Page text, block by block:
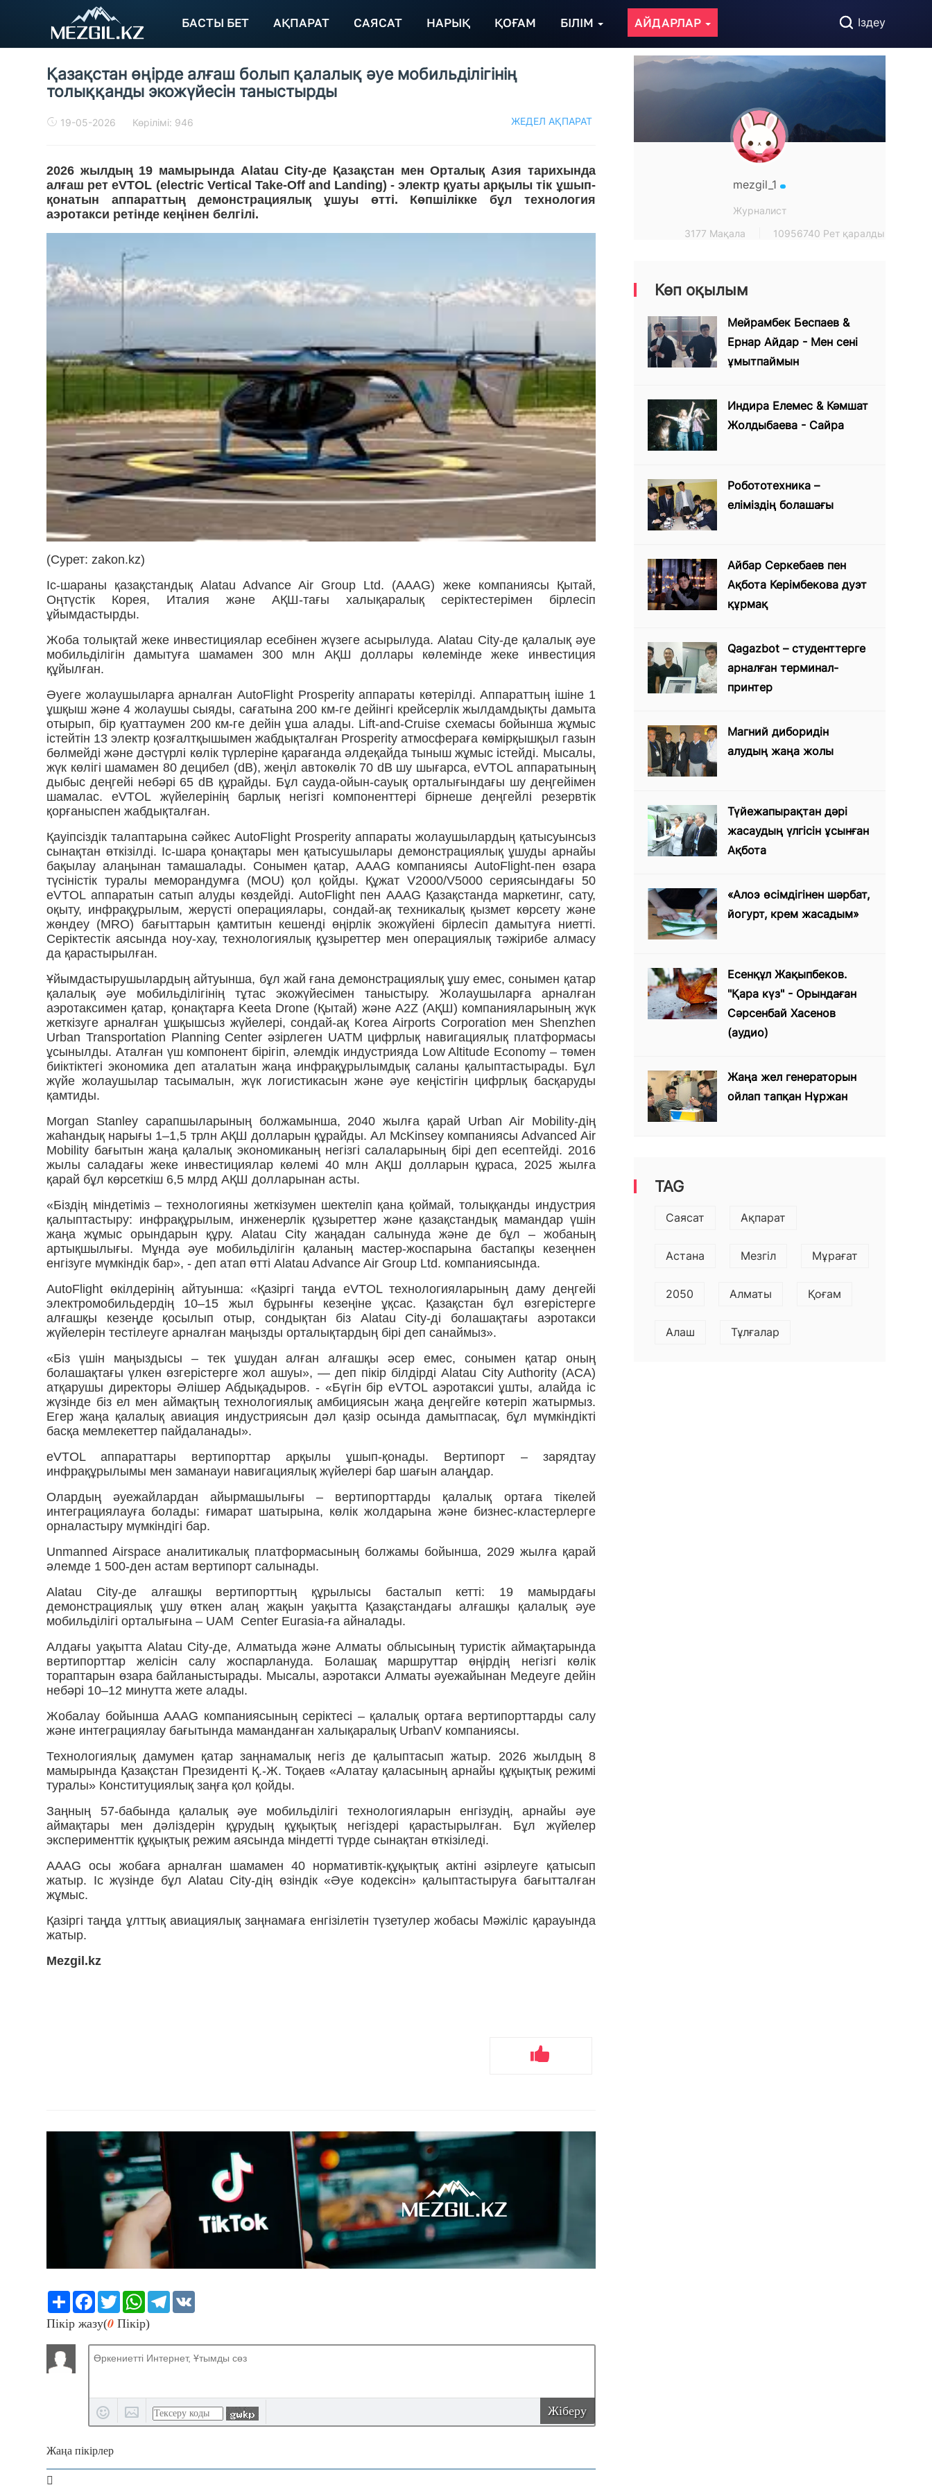
БАСТЫ БЕТ АҚПАРАТ САЯСАТ НАРЫҚ ҚОҒАМ БІЛІМ АЙДАРЛАР Іздеу
Қазақстан өңірде алғаш болып қалалық әуе мобильділігінің
толыққанды экожүйесін таныстырды
ЖЕДЕЛ АҚПАРАТ
19-05-2026 Көрілімі: 946
2026 жылдың 19 мамырында Alatau City-де Қазақстан мен Орталық Азия тарихында
алғаш рет eVTOL (electric Vertical Take-Off and Landing) - электр қуаты арқылы тік ұшып-
қонатын аппараттың демонстрациялық ұшуы өтті. Көпшілікке бұл технология
аэротакси ретінде кеңінен белгілі.
(Сурет: zakon.kz)
Іс-шараны қазақстандық Alatau Advance Air Group Ltd. (AAAG) жеке компаниясы Қытай,
Оңтүстік Корея, Италия және АҚШ-тағы халықаралық серіктестерімен бірлесіп
ұйымдастырды.
Жоба толықтай жеке инвестициялар есебінен жүзеге асырылуда. Alatau City-де қалалық әуе
мобильділігін дамытуға шамамен 300 млн АҚШ доллары көлемінде жеке инвестиция
құйылған.
Әуеге жолаушыларға арналған AutoFlight Prosperity аппараты көтерілді. Аппараттың ішіне 1
ұшқыш және 4 жолаушы сыяды, сағатына 200 км-ге дейінгі крейсерлік жылдамдықты дамыта
отырып, бір қуаттаумен 200 км-ге дейін ұша алады. Lift-and-Cruise схемасы бойынша жұмыс
істейтін 13 электр қозғалтқышымен жабдықталған Prosperity атмосфераға көмірқышқыл газын
бөлмейді және дәстүрлі көлік түрлеріне қарағанда әлдеқайда тыныш жұмыс істейді. Мысалы,
жүк көлігі шамамен 80 децибел (dB), жеңіл автокөлік 70 dB шу шығарса, eVTOL аппаратының
дыбыс деңгейі небәрі 65 dB құрайды. Бұл сауда-ойын-сауық орталығындағы шу деңгейімен
шамалас. eVTOL жүйелерінің барлық негізгі компоненттері бірнеше деңгейлі резервтік
қорғаныспен жабдықталған.
Қауіпсіздік талаптарына сәйкес AutoFlight Prosperity аппараты жолаушылардың қатысуынсыз
сынақтан өткізілді. Іс-шара қонақтары мен қатысушылары демонстрациялық ұшуды арнайы
бақылау алаңынан тамашалады. Сонымен қатар, AAAG компаниясы AutoFlight-пен өзара
түсіністік туралы меморандумға (MOU) қол қойды. Құжат V2000/V5000 сериясындағы 50
eVTOL аппаратын сатып алуды көздейді. AutoFlight пен AAAG Қазақстанда маркетинг, сату,
оқыту, инфрақұрылым, жерүсті операциялары, сондай-ақ техникалық қызмет көрсету және
жөндеу (MRO) бағыттарын қамтитын кешенді өңірлік экожүйені бірлесіп дамытуға ниетті.
Серіктестік аясында ноу-хау, технологиялық құзыреттер мен операциялық тәжірибе алмасу
да қарастырылған.
Ұйымдастырушылардың айтуынша, бұл жай ғана демонстрациялық ұшу емес, сонымен қатар
қалалық әуе мобильділігінің тұтас экожүйесімен таныстыру. Жолаушыларға арналған
аэротаксимен қатар, қонақтарға Keeta Drone (Қытай) және A2Z (АҚШ) компанияларының жүк
жеткізуге арналған ұшқышсыз жүйелері, сондай-ақ Korea Airports Corporation мен Shenzhen
Urban Transportation Planning Center әзірлеген UATM цифрлық навигациялық платформасы
ұсынылды. Аталған үш компонент бірігіп, әлемдік индустрияда Low Altitude Economy – төмен
биіктіктегі экономика деп аталатын жаңа инфрақұрылымдық саланы қалыптастырады. Бұл
жүйе жолаушылар тасымалын, жүк логистикасын және әуе кеңістігін цифрлық басқаруды
қамтиды.
Morgan Stanley сарапшыларының болжамынша, 2040 жылға қарай Urban Air Mobility-дің
жаһандық нарығы 1–1,5 трлн АҚШ долларын құрайды. Ал McKinsey компаниясы Advanced Air
Mobility бағытын жаңа қалалық экономиканың негізгі салаларының бірі деп есептейді. 2016
жылы саладағы жеке инвестициялар көлемі 40 млн АҚШ долларын құраса, 2025 жылға
қарай бұл көрсеткіш 6,5 млрд АҚШ долларынан асты.
«Біздің міндетіміз – технологияны жеткізумен шектеліп қана қоймай, толыққанды индустрия
қалыптастыру: инфрақұрылым, инженерлік құзыреттер және қазақстандық мамандар үшін
жаңа жұмыс орындарын құру. Alatau City жаңадан салынуда және де бұл – жобаның
артықшылығы. Мұнда әуе мобильділігін қаланың мастер-жоспарына бастапқы кезеңнен
енгізуге мүмкіндік бар», - деп атап өтті Alatau Advance Air Group Ltd. компаниясында.
AutoFlight өкілдерінің айтуынша: «Қазіргі таңда eVTOL технологияларының даму деңгейі
электромобильдердің 10–15 жыл бұрынғы кезеңіне ұқсас. Қазақстан бұл өзгерістерге
алғашқы кезеңде қосылып отыр, сондықтан біз Alatau City-ді болашақтағы аэротакси
жүйелерін тестілеуге арналған маңызды орталықтардың бірі деп санаймыз».
«Біз үшін маңыздысы – тек ұшудан алған алғашқы әсер емес, сонымен қатар оның
болашақтағы үлкен өзгерістерге жол ашуы», — деп пікір білдірді Alatau City Authority (ACA)
атқарушы директоры Әлішер Абдықадыров. - «Бүгін бір eVTOL аэротаксиі ұшты, алайда іс
жүзінде біз ел мен аймақтың технологиялық амбициясын жаңа деңгейге көтеріп жатырмыз.
Егер жаңа қалалық авиация индустриясын дәл қазір осында дамытпасақ, бұл мүмкіндікті
басқа мемлекеттер пайдаланады».
eVTOL аппараттары вертипорттар арқылы ұшып-қонады. Вертипорт – зарядтау
инфрақұрылымы мен заманауи навигациялық жүйелері бар шағын алаңдар.
Олардың әуежайлардан айырмашылығы – вертипорттарды қалалық ортаға тікелей
интеграциялауға болады: ғимарат шатырына, көлік жолдарына және бизнес-кластерлерге
орналастыру мүмкіндігі бар.
Unmanned Airspace аналитикалық платформасының болжамы бойынша, 2029 жылға қарай
әлемде 1 500-ден астам вертипорт салынады.
Alatau City-де алғашқы вертипорттың құрылысы басталып кетті: 19 мамырдағы
демонстрациялық ұшу өткен алаң жақын уақытта Қазақстандағы алғашқы қалалық әуе
мобильділігі орталығына – UAM Center Eurasia-ға айналады.
Алдағы уақытта Alatau City-де, Алматыда және Алматы облысының туристік аймақтарында
вертипорттар желісін салу жоспарлануда. Болашақ маршруттар өңірдің негізгі көлік
тораптарын өзара байланыстырады. Мысалы, аэротакси Алматы әуежайынан Медеуге дейін
небәрі 10–12 минутта жете алады.
Жобалау бойынша AAAG компаниясының серіктесі – қалалық ортаға вертипорттарды салу
және интеграциялау бағытында маманданған халықаралық UrbanV компаниясы.
Технологиялық дамумен қатар заңнамалық негіз де қалыптасып жатыр. 2026 жылдың 8
мамырында Қазақстан Президенті Қ.-Ж. Тоқаев «Алатау қаласының арнайы құқықтық режимі
туралы» Конституциялық заңға қол қойды.
Заңның 57-бабында қалалық әуе мобильділігі технологияларын енгізудің, арнайы әуе
аймақтары мен дәліздерін құрудың құқықтық негіздері қарастырылған. Бұл жүйелер
эксперименттік құқықтық режим аясында міндетті түрде сынақтан өткізіледі.
AAAG осы жобаға арналған шамамен 40 нормативтік-құқықтық актіні әзірлеуге қатысып
жатыр. Іс жүзінде бұл Alatau City-дің өзіндік «Әуе кодексін» қалыптастыруға бағытталған
жұмыс.
Қазіргі таңда ұлттық авиациялық заңнамаға енгізілетін түзетулер жобасы Мәжіліс қарауында
жатыр.
Mezgil.kz
Share Facebook
TwitterWhatsApp
Telegram
Пікір жазу(0 Пікір)
Жіберу
Жаңа пікірлер
mezgil_1
Журналист
3177 Мақала
10956740 Рет қаралды
Көп оқылым
Мейрамбек Беспаев &
Ернар Айдар - Мен сені
ұмытпаймын
Индира Елемес & Кәмшат
Жолдыбаева - Сайра
Робототехника –
еліміздің болашағы
Айбар Серкебаев пен
Ақбота Керімбекова дуэт
құрмақ
Qagazbot – студенттерге
арналған терминал-
принтер
Магний диборидін
алудың жаңа жолы
Түйежапырақтан дәрі
жасаудың үлгісін ұсынған
Ақбота
«Алоэ өсімдігінен шәрбат,
йогурт, крем жасадым»
Есенқұл Жақыпбеков.
"Қара күз" - Орындаған
Сәрсенбай Хасенов
(аудио)
Жаңа жел генераторын
ойлап тапқан Нұржан
TAG
Саясат Ақпарат
Астана Мезгіл Мұрағат
2050 Алматы Қоғам
Алаш Тұлғалар